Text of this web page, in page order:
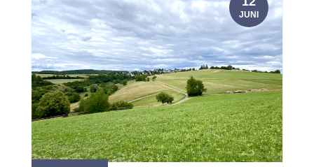
JUNI